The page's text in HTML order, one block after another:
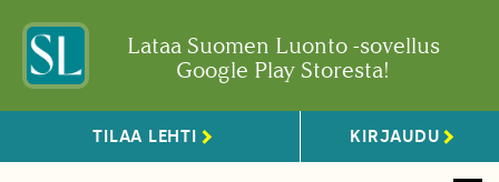
Lataa Suomen Luonto -sovellus
Google Play Storesta!
TILAA LEHTI KIRJAUDU